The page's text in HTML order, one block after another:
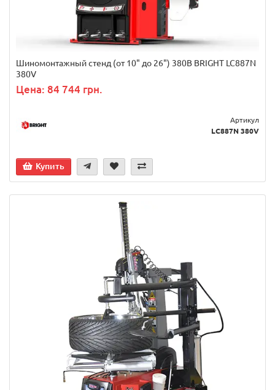
Шиномонтажный стенд (от 10" до 26") 380В BRIGHT LC887N
380V
Цена: 84 744 грн.
Артикул
LC887N 380V
Купить